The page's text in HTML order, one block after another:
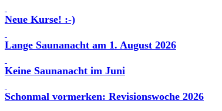
Neue Kurse! :-)
Lange Saunanacht am 1. August 2026
Keine Saunanacht im Juni
Schonmal vormerken: Revisionswoche 2026